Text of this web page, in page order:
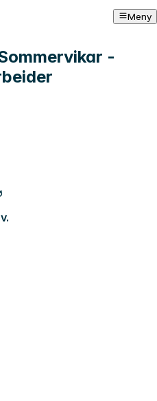
Meny
-